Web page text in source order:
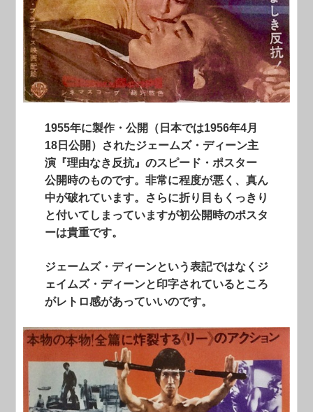
1955年に製作・公開（日本では1956年4月
18日公開）されたジェームズ・ディーン主
演『理由なき反抗』のスピード・ポスター
公開時のものです。非常に程度が悪く、真ん
中が破れています。さらに折り目もくっきり
と付いてしまっていますが初公開時のポスタ
ーは貴重です。
ジェームズ・ディーンという表記ではなくジ
ェイムズ・ディーンと印字されているところ
がレトロ感があっていいのです。